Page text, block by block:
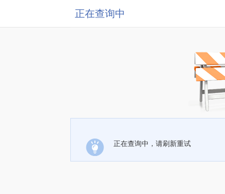
正在查询中
正在查询中，请刷新重试